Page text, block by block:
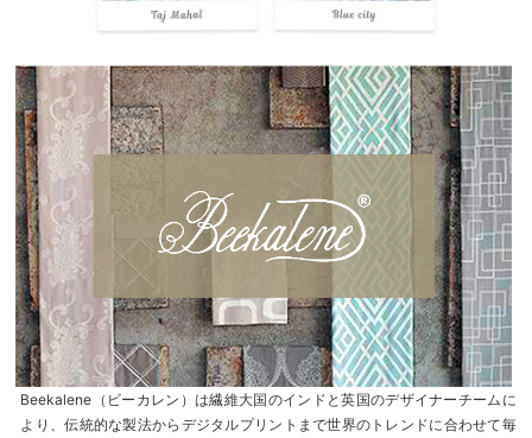
Beekalene（ビーカレン）は繊維大国のインドと英国のデザイナーチームに
より、伝統的な製法からデジタルプリントまで世界のトレンドに合わせて毎